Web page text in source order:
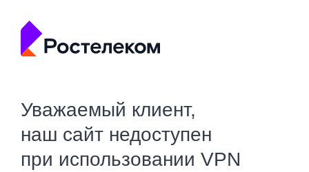
Уважаемый клиент,
наш сайт недоступен
при использовании VPN